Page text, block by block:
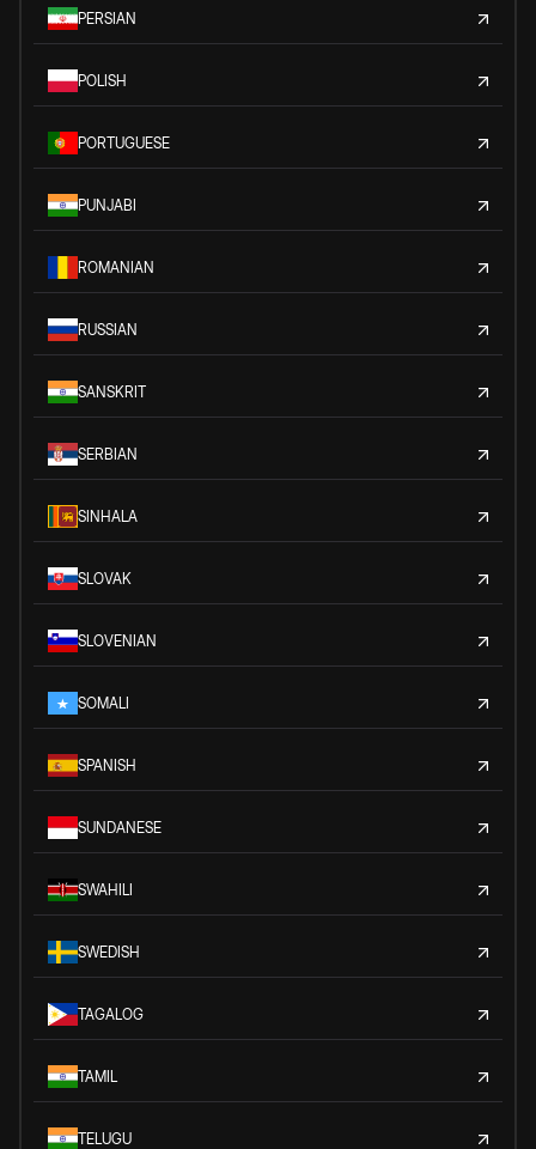
PERSIAN
POLISH
PORTUGUESE
PUNJABI
ROMANIAN
RUSSIAN
SANSKRIT
SERBIAN
SINHALA
SLOVAK
SLOVENIAN
SOMALI
SPANISH
SUNDANESE
SWAHILI
SWEDISH
TAGALOG
TAMIL
TELUGU